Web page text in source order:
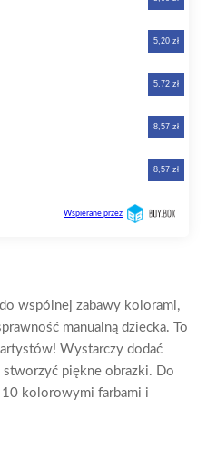
wspólnej zabawy kolorami,
manualną dziecka. To
Wystarczy dodać
piękne obrazki. Do
10 kolorowymi farbami i